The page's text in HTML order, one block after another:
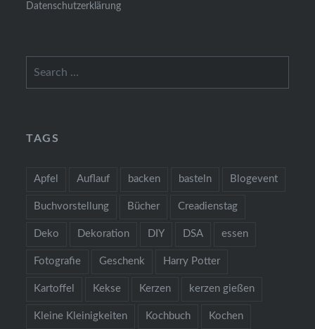
Datenschutzerklärung
TAGS
Apfel Auflauf backen basteln Blogevent
Buchvorstellung Bücher Creadienstag
Deko Dekoration DIY DSA essen
Fotografie Geschenk Harry Potter
Kartoffel Kekse Kerzen kerzen gießen
Kleine Kleinigkeiten Kochbuch Kochen